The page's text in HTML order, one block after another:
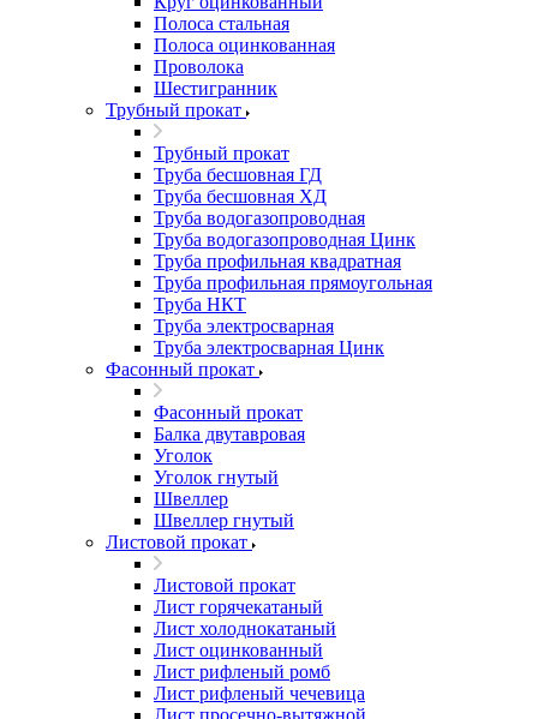
Полоса стальная
Полоса оцинкованная
Проволока
Шестигранник
Трубный прокат
Трубный прокат
Труба бесшовная ГД
Труба бесшовная ХД
Труба водогазопроводная
Труба водогазопроводная Цинк
Труба профильная квадратная
Труба профильная прямоугольная
Труба НКТ
Труба электросварная
Труба электросварная Цинк
Фасонный прокат
Фасонный прокат
Балка двутавровая
Уголок
Уголок гнутый
Швеллер
Швеллер гнутый
Листовой прокат
Листовой прокат
Лист горячекатаный
Лист холоднокатаный
Лист оцинкованный
Лист рифленый ромб
Лист рифленый чечевица
Лист просечно-вытяжной